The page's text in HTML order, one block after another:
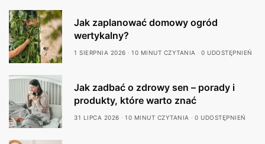
Jak zaplanować domowy ogród
wertykalny?
1 SIERPNIA 2026 10 MINUT CZYTANIA 0 UDOSTĘPNIEŃ
Jak zadbać o zdrowy sen – porady i
produkty, które warto znać
31 LIPCA 2026 10 MINUT CZYTANIA 0 UDOSTĘPNIEŃ